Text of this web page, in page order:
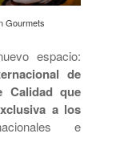
Gourmets
espacio:
de
Calidad que
a los
e